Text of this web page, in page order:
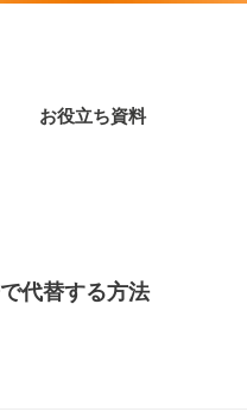
お役立ち資料
代替する方法